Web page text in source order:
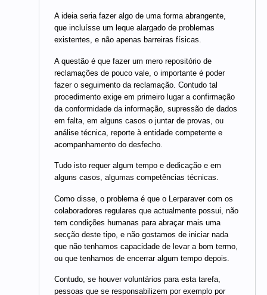
A ideia seria fazer algo de uma forma abrangente,
que incluísse um leque alargado de problemas
existentes, e não apenas barreiras físicas.
A questão é que fazer um mero repositório de
reclamações de pouco vale, o importante é poder
fazer o seguimento da reclamação. Contudo tal
procedimento exige em primeiro lugar a confirmação
da conformidade da informação, supressão de dados
em falta, em alguns casos o juntar de provas, ou
análise técnica, reporte à entidade competente e
acompanhamento do desfecho.
Tudo isto requer algum tempo e dedicação e em
alguns casos, algumas competências técnicas.
Como disse, o problema é que o Lerparaver com os
colaboradores regulares que actualmente possui, não
tem condições humanas para abraçar mais uma
secção deste tipo, e não gostamos de iniciar nada
que não tenhamos capacidade de levar a bom termo,
ou que tenhamos de encerrar algum tempo depois.
Contudo, se houver voluntários para esta tarefa,
pessoas que se responsabilizem por exemplo por